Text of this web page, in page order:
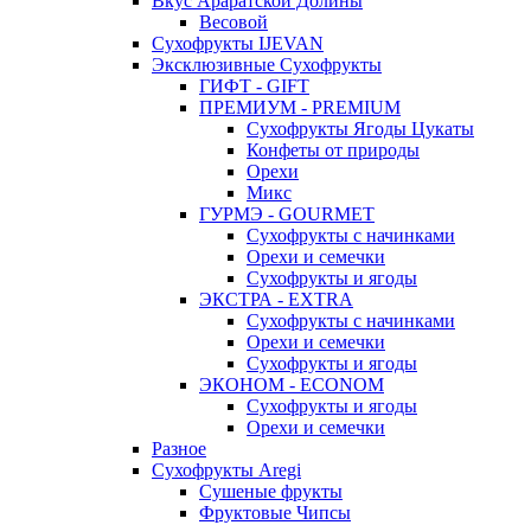
Весовой
Сухофрукты IJEVAN
Эксклюзивные Сухофрукты
ГИФТ - GIFT
ПРЕМИУМ - PREMIUM
Сухофрукты Ягоды Цукаты
Конфеты от природы
Орехи
Микс
ГУРМЭ - GOURMET
Сухофрукты с начинками
Орехи и семечки
Сухофрукты и ягоды
ЭКСТРА - EXTRA
Сухофрукты с начинками
Орехи и семечки
Сухофрукты и ягоды
ЭКОНОМ - ECONOM
Сухофрукты и ягоды
Орехи и семечки
Разное
Сухофрукты Aregi
Сушеные фрукты
Фруктовые Чипсы